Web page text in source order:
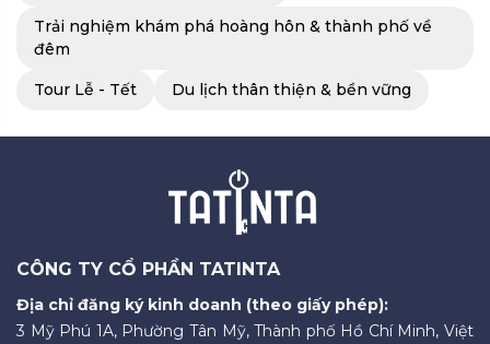
Trải nghiệm khám phá hoàng hôn & thành phố về
đêm
Tour Lễ - Tết Du lịch thân thiện & bền vững
CÔNG TY CỔ PHẦN TATINTA
Địa chỉ đăng ký kinh doanh (theo giấy phép):
3 Mỹ Phú 1A, Phường Tân Mỹ, Thành phố Hồ Chí Minh, Việt